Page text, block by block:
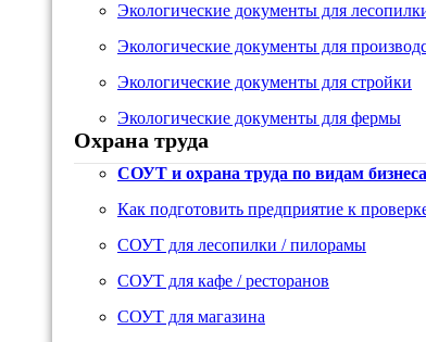
Экологические документы для
Экологические документы для
Экологические документы для стройки
Экологические документы для фермы
Охрана труда
СОУТ и охрана труда по видам бизнеса
Как подготовить предприятие к
СОУТ для лесопилки / пилорамы
СОУТ для кафе / ресторанов
СОУТ для магазина